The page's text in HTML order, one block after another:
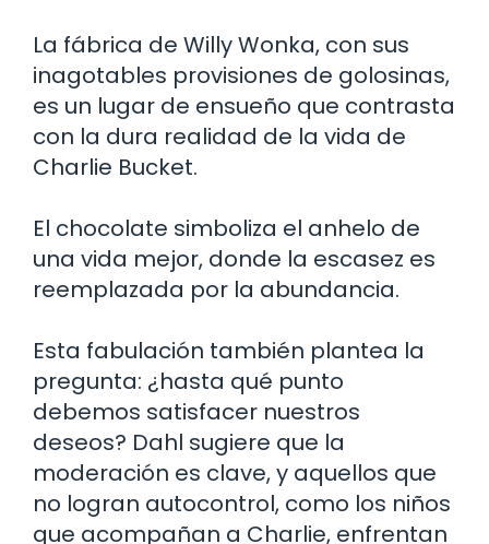
La fábrica de Willy Wonka, con sus
inagotables provisiones de golosinas,
es un lugar de ensueño que contrasta
con la dura realidad de la vida de
Charlie Bucket.
El chocolate simboliza el anhelo de
una vida mejor, donde la escasez es
reemplazada por la abundancia.
Esta fabulación también plantea la
pregunta: ¿hasta qué punto
debemos satisfacer nuestros
deseos? Dahl sugiere que la
moderación es clave, y aquellos que
no logran autocontrol, como los niños
que acompañan a Charlie, enfrentan